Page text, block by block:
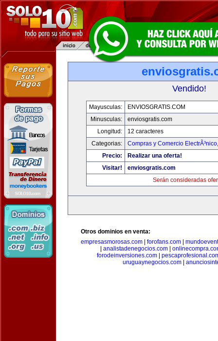
Vendido!
Mayusculas:
ENVIOSGRATIS.COM
Minusculas:
enviosgratis.com
Longitud:
12 caracteres
Categorias:
Compras y Comercio ElectrÃ³nico
Precio:
Realizar una oferta!
Visitar!
enviosgratis.com
Serán consideradas
Otros dominios en venta:
empresasmorosas.com
forofans.com
analistadenegocios.com
forodeinversiones.com
uruguaynegocios.com